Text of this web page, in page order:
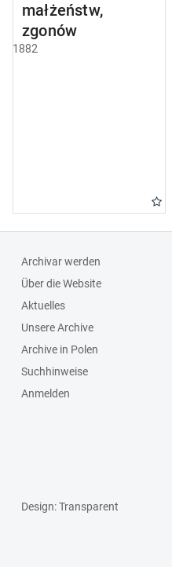
małżeństw,
zgonów
1882
Archivar werden
Über die Website
Aktuelles
Unsere Archive
Archive in Polen
Suchhinweise
Anmelden
Design: Transparent